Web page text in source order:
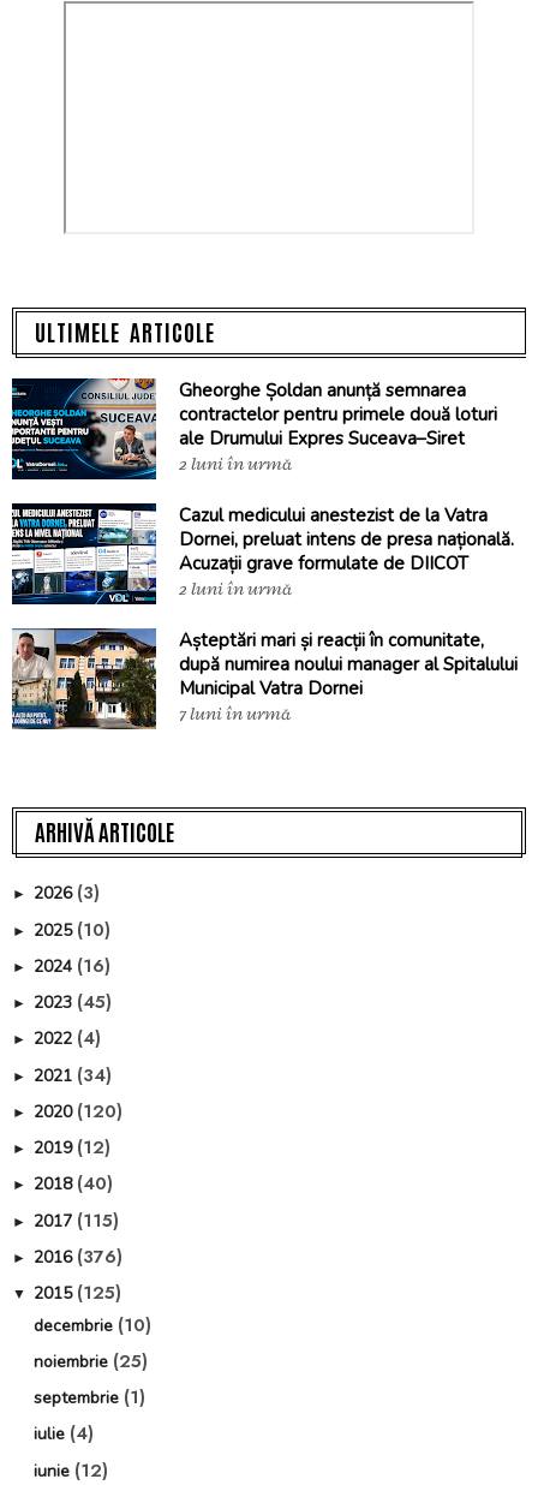
ULTIMELE ARTICOLE
Gheorghe Șoldan anunță semnarea
contractelor pentru primele două loturi
ale Drumului Expres Suceava–Siret
2 luni în urmă
Cazul medicului anestezist de la Vatra
Dornei, preluat intens de presa națională.
Acuzații grave formulate de DIICOT
2 luni în urmă
Așteptări mari și reacții în comunitate,
după numirea noului manager al Spitalului
Municipal Vatra Dornei
7 luni în urmă
ARHIVĂ ARTICOLE
► 2026 (3)
► 2025 (10)
► 2024 (16)
► 2023 (45)
► 2022 (4)
► 2021 (34)
► 2020 (120)
► 2019 (12)
► 2018 (40)
► 2017 (115)
► 2016 (376)
▼ 2015 (125)
decembrie (10)
noiembrie (25)
septembrie (1)
iulie (4)
iunie (12)